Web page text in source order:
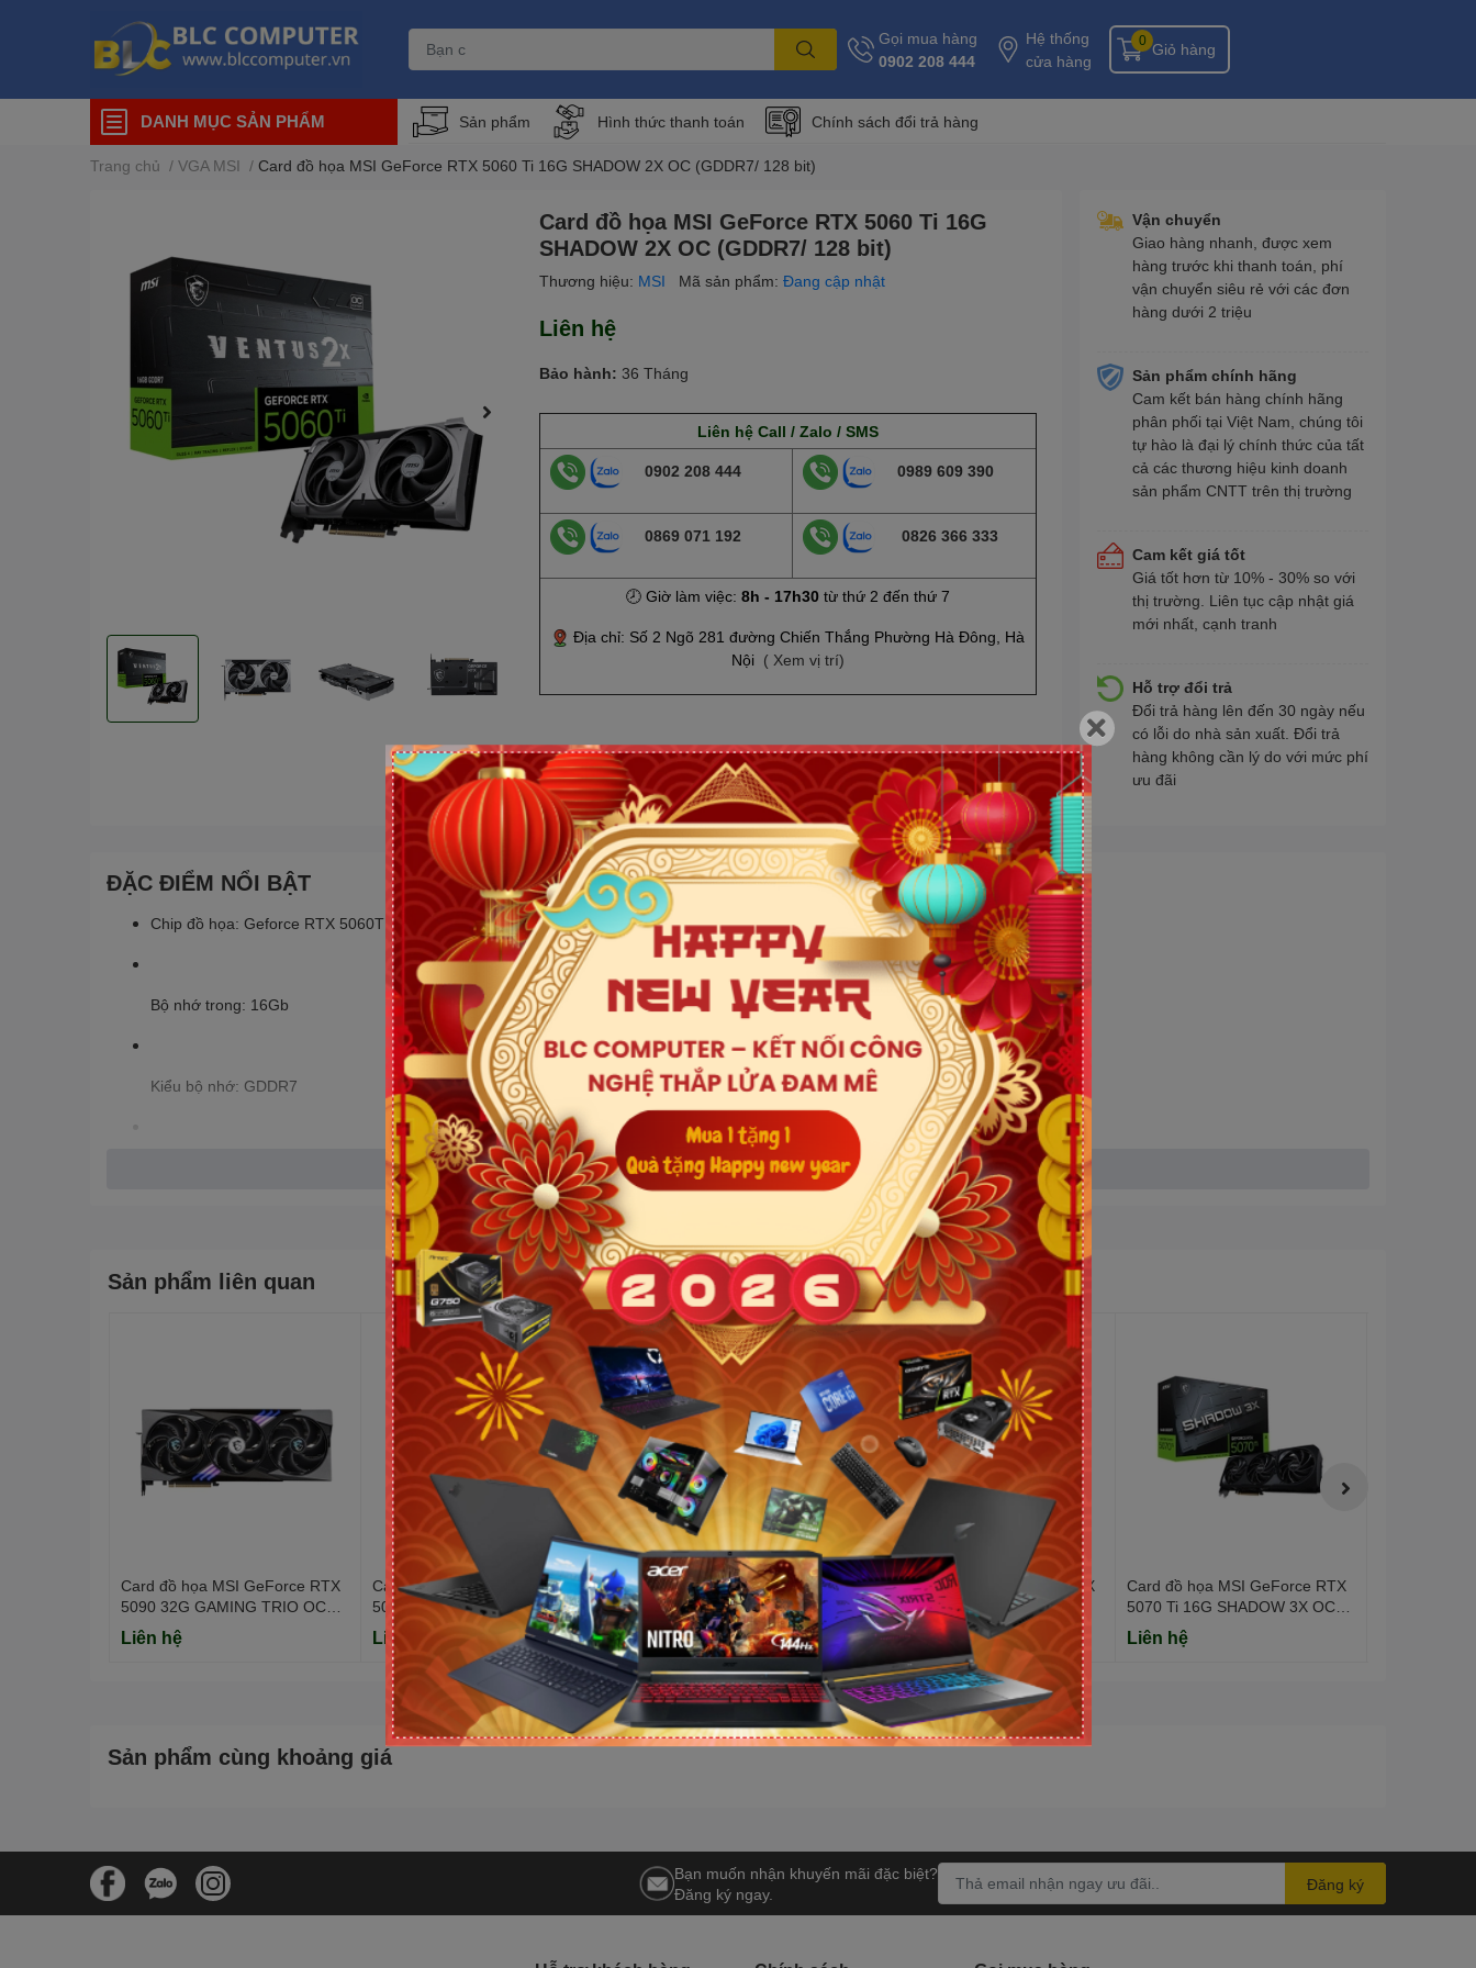
Gọi mua hàng
0902 208 444
Hệ thống
cửa hàng
Giỏ hàng
0
DANH MỤC SẢN PHẨM Sản phẩm Hình thức thanh toán Chính sách đổi trả hàng
Trang chủ / VGA MSI / Card đồ họa MSI GeForce RTX 5060 Ti 16G SHADOW 2X OC (GDDR7/ 128 bit)
Card đồ họa MSI GeForce RTX 5060 Ti 16G
SHADOW 2X OC (GDDR7/ 128 bit)
Thương hiệu: MSI Mã sản phẩm:Đang cập nhật
Liên hệ
Bảo hành: 36 Tháng
Liên hệ Call / Zalo / SMS
0902 208 444 0989 609 390
0869 071 192 0826 366 333
🕗 Giờ làm việc:8h - 17h30 từ thứ 2 đến thứ 7
Địa chỉ: Số 2 Ngõ 281 đường Chiến Thắng Phường Hà Đông, Hà
Nội ( Xem vị trí)
Vận chuyển
Giao hàng nhanh, được xem
hàng trước khi thanh toán, phí
vận chuyển siêu rẻ với các đơn
hàng dưới 2 triệu
Sản phẩm chính hãng
Cam kết bán hàng chính hãng
phân phối tại Việt Nam, chúng tôi
tự hào là đại lý chính thức của tất
cả các thương hiệu kinh doanh
sản phẩm CNTT trên thị trường
Cam kết giá tốt
Giá tốt hơn từ 10% - 30% so với
thị trường. Liên tục cập nhật giá
mới nhất, cạnh tranh
Hỗ trợ đổi trả
Đổi trả hàng lên đến 30 ngày nếu
có lỗi do nhà sản xuất. Đổi trả
hàng không cần lý do với mức phí
ưu đãi
ĐẶC ĐIỂM NỔI BẬT
Chip đồ họa: Geforce RTX 5060TI
Bộ nhớ trong: 16Gb
Kiểu bộ nhớ: GDDR7
Engine Clock: Extreme Performance: 2617 MHz (MSI Center)
Boost: 2602 MHz
CUDA Core: 4608
Xem thêm
Sản phẩm liên quan
Card đồ họa MSI GeForce RTX
5090 32G GAMING TRIO OC
(GDDR7/ 512 bit)
Liên hệ
Card đồ họa MSI GeForce RTX
5090 32G VANGUARD SOC
(GDDR7/ 512 bit)
Liên hệ
Card đồ họa MSI GeForce RTX
5070 Ti 16G GAMING TRIO OC
(GDDR7/ 256 bit)
Liên hệ
Card đồ họa MSI GeForce RTX
5070 Ti 16G VENTUS 3X OC
(GDDR7/ 256 bit)
Liên hệ
Card đồ họa MSI GeForce RTX
5070 Ti 16G SHADOW 3X OC
(GDDR7/ 256 bit)
Liên hệ
Sản phẩm cùng khoảng giá
Bạn muốn nhận khuyến mãi đặc biệt?
Đăng ký ngay.
Đăng ký